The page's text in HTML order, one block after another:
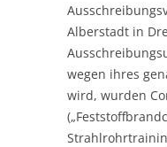
Alberstadt in
wegen ihres
wird, wurden